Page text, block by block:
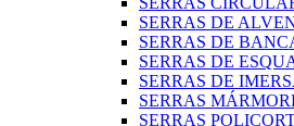
SERRAS DE
SERRAS DE
SERRAS DE
SERRAS DE
SERRAS
SERRAS